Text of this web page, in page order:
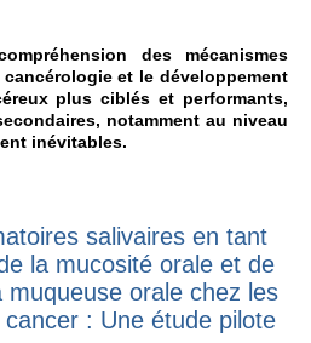
des mécanismes
et le développement
plus ciblés et performants,
notamment au niveau
inévitables.
salivaires en tant
la mucosité orale et de
muqueuse orale chez les
: Une étude pilote